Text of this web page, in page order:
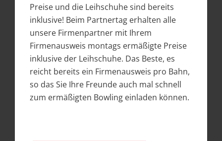
Preise und die Leihschuhe sind bereits
inklusive! Beim Partnertag erhalten alle
unsere Firmenpartner mit Ihrem
Firmenausweis montags ermäßigte Preise
inklusive der Leihschuhe. Das Beste, es
reicht bereits ein Firmenausweis pro Bahn,
so das Sie Ihre Freunde auch mal schnell
zum ermäßigten Bowling einladen können.